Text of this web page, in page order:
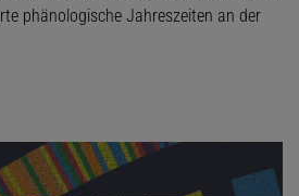
phänologische Jahreszeiten an der